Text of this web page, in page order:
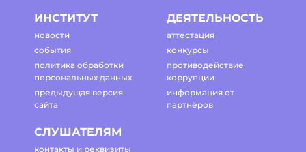
ИНСТИТУТ
новости
события
политика обработки
персональных данных
предыдущая версия
сайта
ДЕЯТЕЛЬНОСТЬ
аттестация
конкурсы
противодействие
коррупции
информация от
партнёров
СЛУШАТЕЛЯМ
контакты и реквизиты